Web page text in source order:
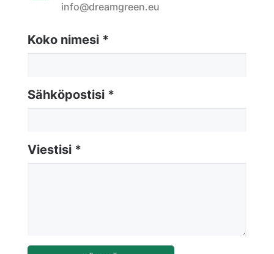
info@dreamgreen.eu
Koko nimesi *
Sähköpostisi *
Viestisi *